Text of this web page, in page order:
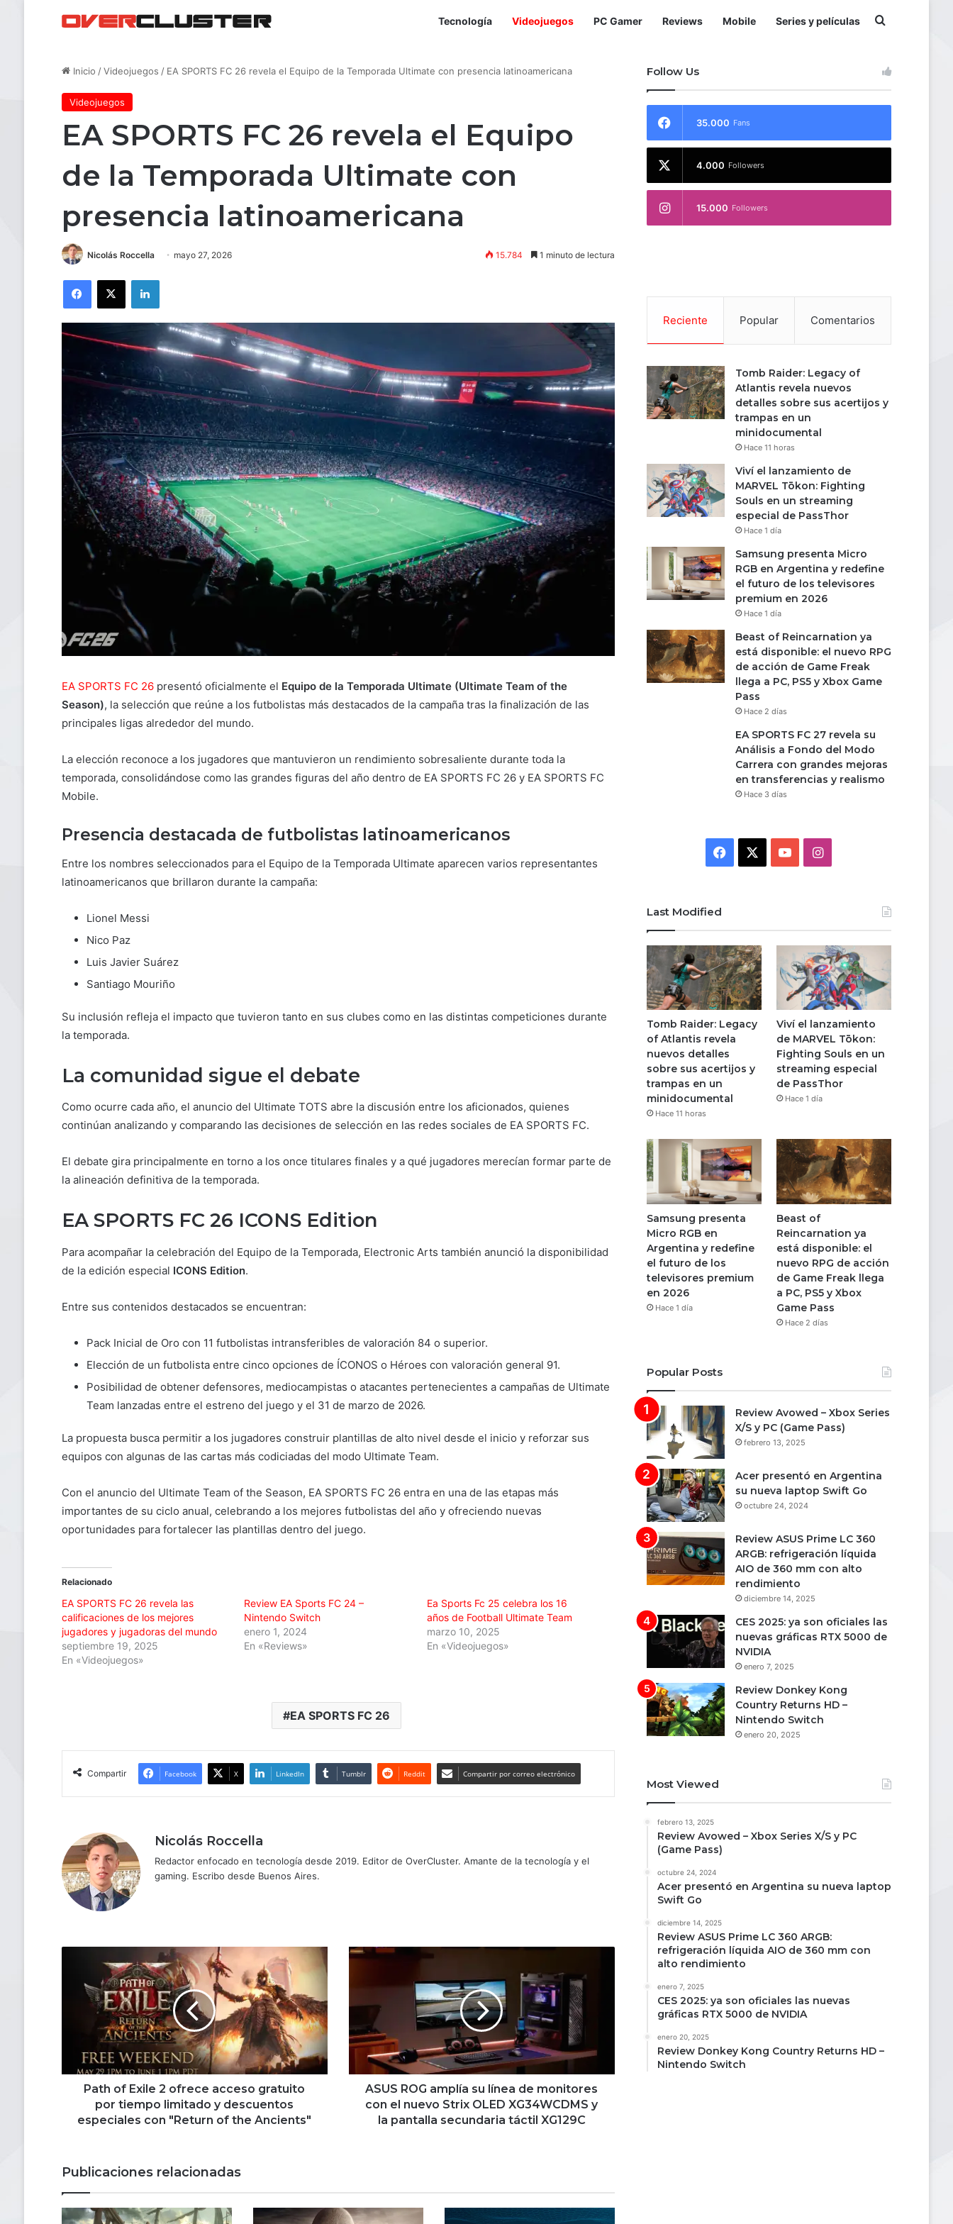
Tecnología Videojuegos PC Gamer Reviews Mobile Series y películas
Inicio /Videojuegos / EA SPORTS FC 26 revela el Equipo de la Temporada Ultimate con presencia latinoamericana
Videojuegos
EA SPORTS FC 26 revela el Equipo
de la Temporada Ultimate con
presencia latinoamericana
Nicolás Roccella mayo 27, 2026 15.784 1 minuto de lectura
Facebook
X LinkedIn
EA SPORTS FC 26presentó oficialmente el Equipo de la Temporada Ultimate (Ultimate Team of the
Season), la selección que reúne a los futbolistas más destacados de la campaña tras la finalización de las
principales ligas alrededor del mundo.
La elección reconoce a los jugadores que mantuvieron un rendimiento sobresaliente durante toda la
temporada, consolidándose como las grandes figuras del año dentro de EA SPORTS FC 26 y EA SPORTS FC
Mobile.
Presencia destacada de futbolistas latinoamericanos
Entre los nombres seleccionados para el Equipo de la Temporada Ultimate aparecen varios representantes
latinoamericanos que brillaron durante la campaña:
Lionel Messi
Nico Paz
Luis Javier Suárez
Santiago Mouriño
Su inclusión refleja el impacto que tuvieron tanto en sus clubes como en las distintas competiciones durante
la temporada.
La comunidad sigue el debate
Como ocurre cada año, el anuncio del Ultimate TOTS abre la discusión entre los aficionados, quienes
continúan analizando y comparando las decisiones de selección en las redes sociales de EA SPORTS FC.
El debate gira principalmente en torno a los once titulares finales y a qué jugadores merecían formar parte de
la alineación definitiva de la temporada.
EA SPORTS FC 26 ICONS Edition
Para acompañar la celebración del Equipo de la Temporada, Electronic Arts también anunció la disponibilidad
de la edición especial ICONS Edition.
Entre sus contenidos destacados se encuentran:
Pack Inicial de Oro con 11 futbolistas intransferibles de valoración 84 o superior.
Elección de un futbolista entre cinco opciones de ÍCONOS o Héroes con valoración general 91.
Posibilidad de obtener defensores, mediocampistas o atacantes pertenecientes a campañas de Ultimate
Team lanzadas entre el estreno del juego y el 31 de marzo de 2026.
La propuesta busca permitir a los jugadores construir plantillas de alto nivel desde el inicio y reforzar sus
equipos con algunas de las cartas más codiciadas del modo Ultimate Team.
Con el anuncio del Ultimate Team of the Season, EA SPORTS FC 26 entra en una de las etapas más
importantes de su ciclo anual, celebrando a los mejores futbolistas del año y ofreciendo nuevas
oportunidades para fortalecer las plantillas dentro del juego.
Relacionado
EA SPORTS FC 26 revela las
calificaciones de los mejores
jugadores y jugadoras del mundo
septiembre 19, 2025
En «Videojuegos»
Review EA Sports FC 24 –
Nintendo Switch
enero 1, 2024
En «Reviews»
Ea Sports Fc 25 celebra los 16
años de Football Ultimate Team
marzo 10, 2025
En «Videojuegos»
EA SPORTS FC 26
Compartir Facebook X LinkedIn Tumblr Reddit Compartir por correo electrónico
Nicolás Roccella
Redactor enfocado en tecnología desde 2019. Editor de OverCluster. Amante de la tecnología y el
gaming. Escribo desde Buenos Aires.
tiempo
limitado
descuentos
of
the
Ancients"
Path of Exile 2 ofrece acceso gratuito
por tiempo limitado y descuentos
especiales con "Return of the Ancients"
ASUS
de
monitores
el
nuevo
Strix
secundaria
táctil
XG129C
ASUS ROG amplía su línea de monitores
con el nuevo Strix OLED XG34WCDMS y
la pantalla secundaria táctil XG129C
Publicaciones relacionadas
Follow Us
35.000 Fans
4.000 Followers
15.000 Followers
Reciente Popular Comentarios
Tomb Raider: Legacy of
Atlantis revela nuevos
detalles sobre sus acertijos y
trampas en un
minidocumental
Hace 11 horas
Viví el lanzamiento de
MARVEL Tōkon: Fighting
Souls en un streaming
especial de PassThor
Hace 1 día
Samsung presenta Micro
RGB en Argentina y redefine
el futuro de los televisores
premium en 2026
Hace 1 día
Beast of Reincarnation ya
está disponible: el nuevo RPG
de acción de Game Freak
llega a PC, PS5 y Xbox Game
Pass
Hace 2 días
EA SPORTS FC 27 revela su
Análisis a Fondo del Modo
Carrera con grandes mejoras
en transferencias y realismo
Hace 3 días
Facebook YouTubeInstagram
Last Modified
Tomb Raider: Legacy
of Atlantis revela
nuevos detalles
sobre sus acertijos y
trampas en un
minidocumental
Hace 11 horas
Viví el lanzamiento
de MARVEL Tōkon:
Fighting Souls en un
streaming especial
de PassThor
Hace 1 día
Samsung presenta
Micro RGB en
Argentina y redefine
el futuro de los
televisores premium
en 2026
Hace 1 día
Beast of
Reincarnation ya
está disponible: el
nuevo RPG de acción
de Game Freak llega
a PC, PS5 y Xbox
Game Pass
Hace 2 días
Popular Posts
Review Avowed – Xbox Series
X/S y PC (Game Pass)
febrero 13, 2025
Acer presentó en Argentina
su nueva laptop Swift Go
octubre 24, 2024
Review ASUS Prime LC 360
ARGB: refrigeración líquida
AIO de 360 mm con alto
rendimiento
diciembre 14, 2025
CES 2025: ya son oficiales las
nuevas gráficas RTX 5000 de
NVIDIA
enero 7, 2025
Review Donkey Kong
Country Returns HD –
Nintendo Switch
enero 20, 2025
Most Viewed
febrero 13, 2025
Review Avowed – Xbox Series X/S y PC
(Game Pass)
octubre 24, 2024
Acer presentó en Argentina su nueva laptop
Swift Go
diciembre 14, 2025
Review ASUS Prime LC 360 ARGB:
refrigeración líquida AIO de 360 mm con
alto rendimiento
enero 7, 2025
CES 2025: ya son oficiales las nuevas
gráficas RTX 5000 de NVIDIA
enero 20, 2025
Review Donkey Kong Country Returns HD –
Nintendo Switch